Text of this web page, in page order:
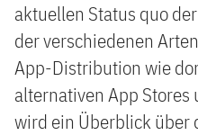
aktuellen Status quo
der verschiedenen
App-Distribution wie
alternativen App Stores
wird ein Überblick über